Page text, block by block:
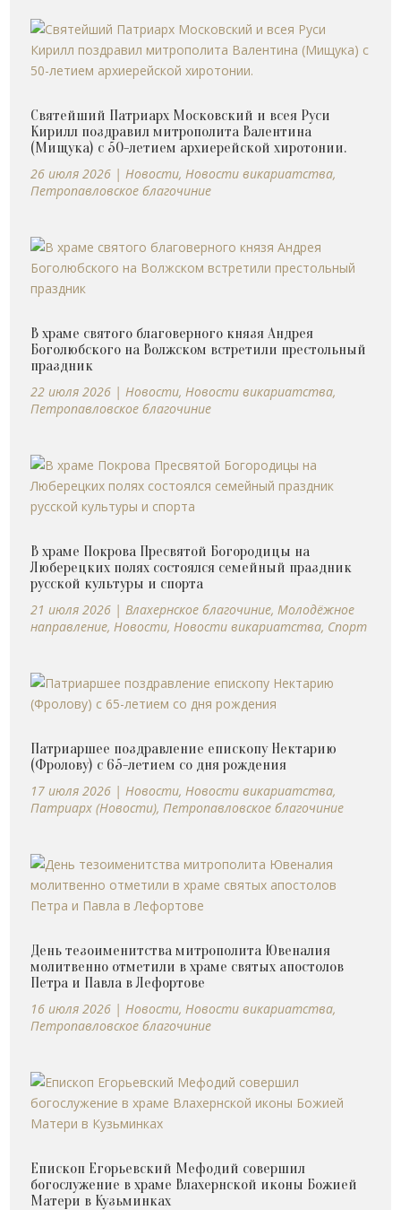
Святейший Патриарх Московский и всея Руси
Кирилл поздравил митрополита Валентина
(Мищука) с 50-летием архиерейской хиротонии.
26 июля 2026 | Новости, Новости викариатства,
Петропавловское благочиние
В храме святого благоверного князя Андрея
Боголюбского на Волжском встретили престольный
праздник
22 июля 2026 | Новости, Новости викариатства,
Петропавловское благочиние
В храме Покрова Пресвятой Богородицы на
Люберецких полях состоялся семейный праздник
русской культуры и спорта
21 июля 2026 | Влахернское благочиние, Молодёжное
направление, Новости, Новости викариатства, Спорт
Патриаршее поздравление епископу Нектарию
(Фролову) с 65-летием со дня рождения
17 июля 2026 | Новости, Новости викариатства,
Патриарх (Новости), Петропавловское благочиние
День тезоименитства митрополита Ювеналия
молитвенно отметили в храме святых апостолов
Петра и Павла в Лефортове
16 июля 2026 | Новости, Новости викариатства,
Петропавловское благочиние
Епископ Егорьевский Мефодий совершил
богослужение в храме Влахернской иконы Божией
Матери в Кузьминках